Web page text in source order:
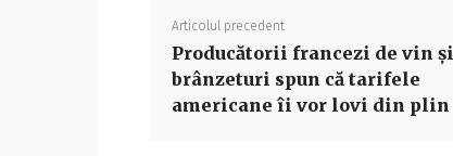
Articolul precedent
Producătorii francezi de vin și
brânzeturi spun că tarifele
americane îi vor lovi din plin